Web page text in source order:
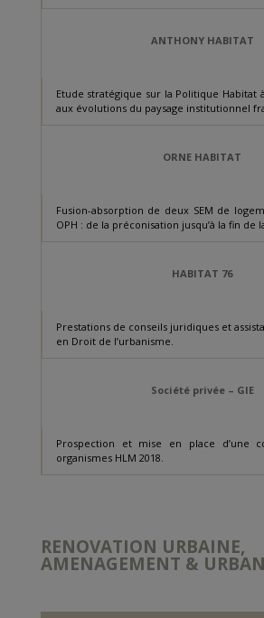
ANTHONY HABITAT
Etude stratégique sur la Politique Habitat
aux évolutions du paysage institutionnel
ORNE HABITAT
Fusion-absorption de deux SEM de
OPH : de la préconisation jusqu’à la fin de
HABITAT 76
Prestations de conseils juridiques et
en Droit de l’urbanisme.
Société privée – GIE
Prospection et mise en place d’une
organismes HLM 2018.
RENOVATION URBAINE,
AMENAGEMENT &